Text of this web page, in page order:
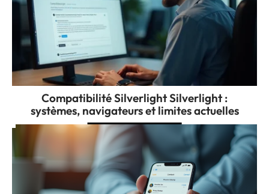
Compatibilité Silverlight Silverlight :
systèmes, navigateurs et limites actuelles